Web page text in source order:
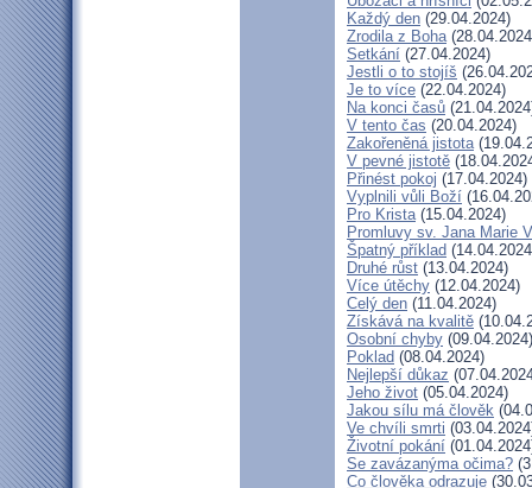
Každý den (29.04.2024)
Zrodila z Boha
Setkání (27.04.2024)
Jestli o to stojíš
Je to více (22.04.2024)
Na konci časů
V tento čas (20.04.2024)
Zakořeněná jistota
V pevné jistotě
Přinést pokoj (17.04.2024)
Vyplnili vůli Boží
Pro Krista(15.04.2024)
Promluvy sv. Jana Marie
Špatný příklad
Druhé růst (13.04.2024)
Více útěchy (12.04.2024)
Celý den (11.04.2024)
Získává na kvalitě
Osobní chyby (09.04.2024)
Poklad (08.04.2024)
Nejlepší důkaz
Jeho život (05.04.2024)
Jakou sílu má člověk
Ve chvíli smrti
Životní pokání
Se zavázanýma očima?
Co člověka odrazuje